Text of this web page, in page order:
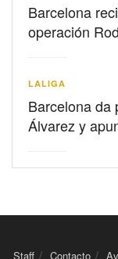
Barcelona
operación
LALIGA
Barcelona da
Álvarez y
Staff Contacto